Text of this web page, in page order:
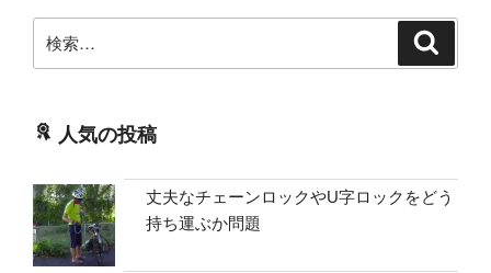
索:
人気の投稿
丈夫なチェーンロックやU字ロックをどう
持ち運ぶか問題